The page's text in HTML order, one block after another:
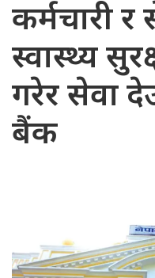
कर्मचारी र
स्वास्थ्य
गरेर सेवा
बैंक